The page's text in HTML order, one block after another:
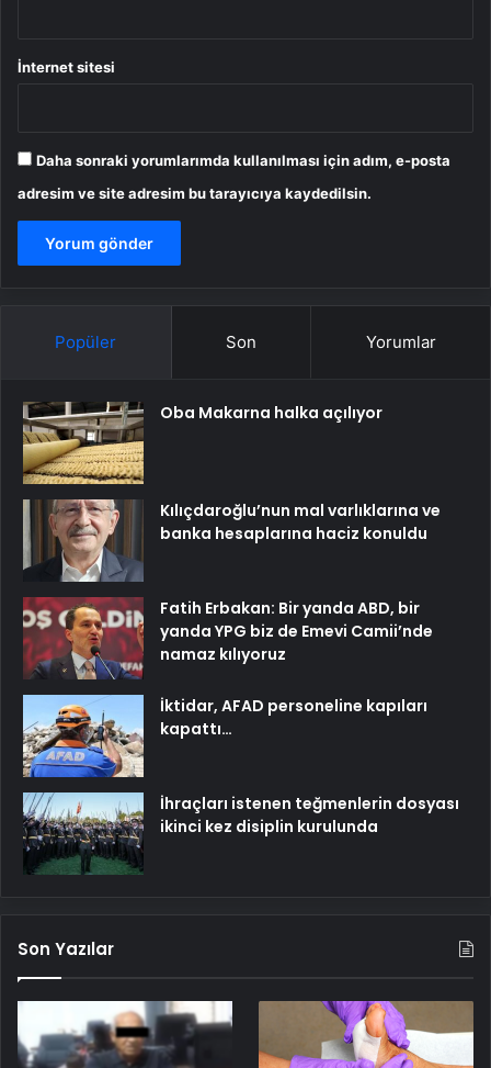
İnternet sitesi
Daha sonraki yorumlarımda kullanılması için adım, e-posta
adresim ve site adresim bu tarayıcıya kaydedilsin.
Popüler Son Yorumlar
Oba Makarna halka açılıyor
Kılıçdaroğlu’nun mal varlıklarına ve
banka hesaplarına haciz konuldu
Fatih Erbakan: Bir yanda ABD, bir
yanda YPG biz de Emevi Camii’nde
namaz kılıyoruz
İktidar, AFAD personeline kapıları
kapattı…
İhraçları istenen teğmenlerin dosyası
ikinci kez disiplin kurulunda
Son Yazılar